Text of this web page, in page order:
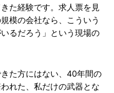
た経験です。求人票を見
模の会社なら、こういう
るだろう」という現場の
た方にはない、40年間の
れた、私だけの武器とな